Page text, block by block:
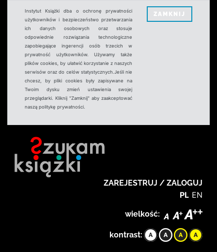
Instytut Książki dba o ochronę prywatności
użytkowników i bezpieczeństwo przetwarzania
ich danych osobowych oraz stosuje
odpowiednie rozwiązania technologiczne
zapobiegające ingerencji osób trzecich w
prywatność użytkowników. Używamy także
plików cookies, by ułatwić korzystanie z naszych
serwisów oraz do celów statystycznych.Jeśli nie
chcesz, by pliki cookies były zapisywane na
Twoim dysku zmień ustawienia swojej
przeglądarki. Kliknij "Zamknij" aby zaakceptować
naszą politykę prywatności.
ZAMKNIJ
ZAREJESTRUJ / ZALOGUJ
PL EN
wielkość:
kontrast: